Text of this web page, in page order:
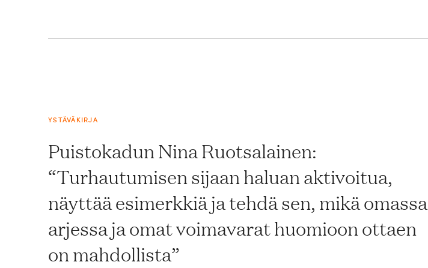
YSTÄVÄKIRJA
Puistokadun Nina Ruotsalainen:
“Turhautumisen sijaan haluan aktivoitua,
näyttää esimerkkiä ja tehdä sen, mikä omassa
arjessa ja omat voimavarat huomioon ottaen
on mahdollista”